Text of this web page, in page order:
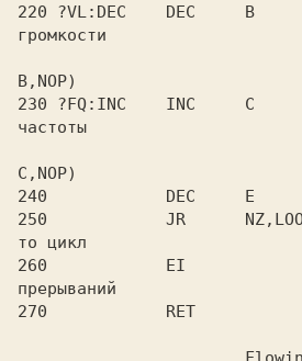
220 ?VL:DEC    DEC     B
громкости
B,NOP)
230 ?FQ:INC    INC     C
частоты
C,NOP)
240            DEC     E
250            JR
то цикл
260            EI
прерываний